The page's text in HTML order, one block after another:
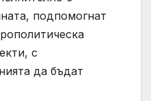
подпомогнат
с
да бъдат